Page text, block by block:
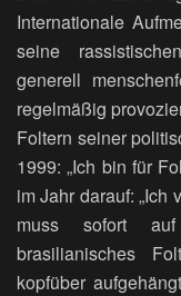
Internationale
seine
generell
regelmäßig
Foltern seiner
1999: „Ich bin für
im Jahr darauf:
muss sofort auf
brasilianisches
kopfüber